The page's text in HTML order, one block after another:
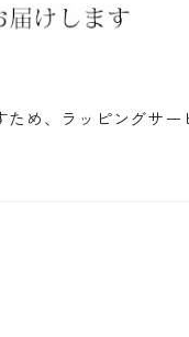
め、ラッピングサー